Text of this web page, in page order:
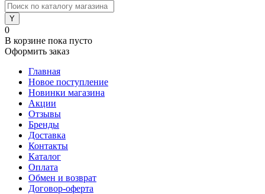
0
В корзине пока пусто
Оформить заказ
Главная
Новое поступление
Новинки магазина
Акции
Отзывы
Бренды
Доставка
Контакты
Каталог
Оплата
Обмен и возврат
Договор-оферта